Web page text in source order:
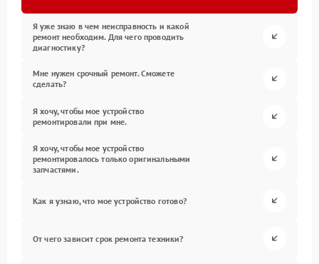
Я уже знаю в чем неисправность и какой
ремонт необходим. Для чего проводить
диагностику?
Мне нужен срочный ремонт. Сможете
сделать?
Я хочу, чтобы мое устройство
ремонтировали при мне.
Я хочу, чтобы мое устройство
ремонтировалось только оригинальными
запчастями.
Как я узнаю, что мое устройство готово?
От чего зависит срок ремонта техники?